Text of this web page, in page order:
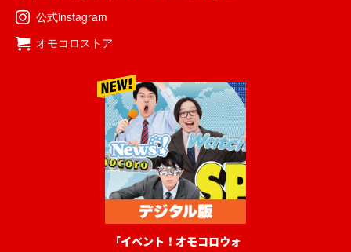
公式instagram
オモコロストア
「イベント！オモコロウォ